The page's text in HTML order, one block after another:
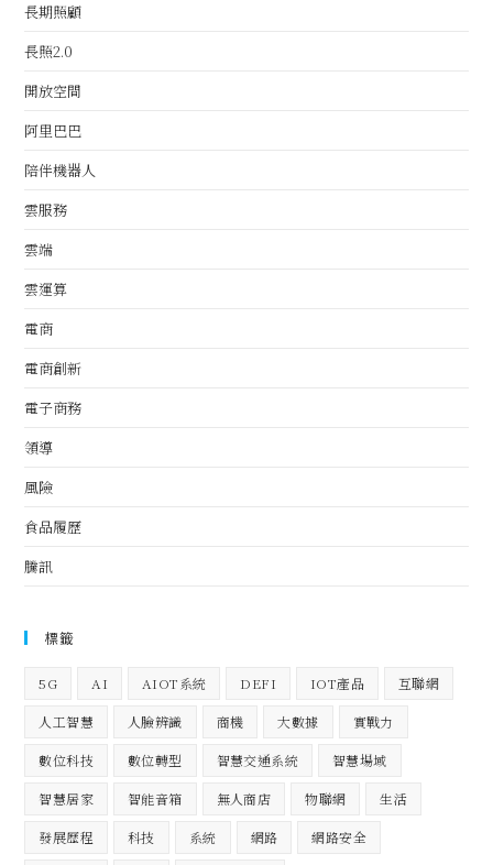
長期照顧
長照2.0
開放空間
阿里巴巴
陪伴機器人
雲服務
雲端
雲運算
電商
電商創新
電子商務
領導
風險
食品履歷
騰訊
標籤
5G AI AIOT系統 DEFI IOT產品 互聯網
人工智慧 人臉辨識 商機 大數據 實戰力
數位科技 數位轉型 智慧交通系統 智慧場域
智慧居家 智能音箱 無人商店 物聯網 生活
發展歷程 科技 系統 網路 網路安全